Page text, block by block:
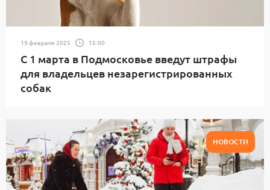
19 февраля 2025 15:00
С 1 марта в Подмосковье введут штрафы
для владельцев незарегистрированных
собак
НОВОСТИ